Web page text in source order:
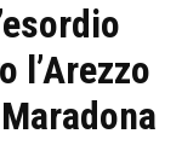
l’Arezzo